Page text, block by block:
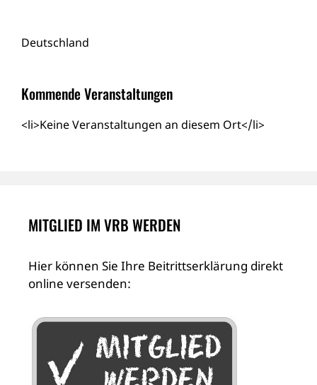
Deutschland
Kommende Veranstaltungen
<li>Keine Veranstaltungen an diesem Ort</li>
MITGLIED IM VRB WERDEN
Hier können Sie Ihre Beitrittserklärung direkt
online versenden: